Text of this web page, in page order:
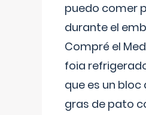
puedo comer
durante el
Compré el
foia
que es un bloc
gras de pato